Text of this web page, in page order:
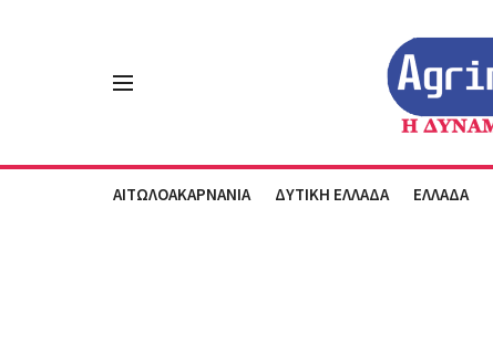
ΑΙΤΩΛΟΑΚΑΡΝΑΝΙΑ ΔΥΤΙΚΗ ΕΛΛΑΔΑ ΕΛΛΑΔΑ